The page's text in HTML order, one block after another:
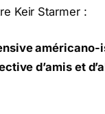
Keir Starmer :
d’amis et